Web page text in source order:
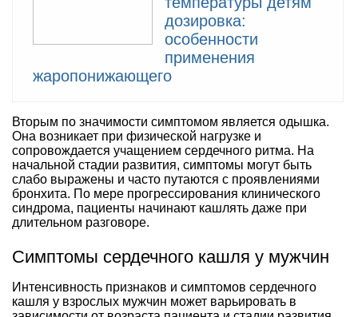
дозировка:
особенности
применения
жаропонижающего
Вторым по значимости симптомом является одышка.
Она возникает при физической нагрузке и
сопровождается учащением сердечного ритма. На
начальной стадии развития, симптомы могут быть
слабо выражены и часто путаются с проявлениями
бронхита. По мере прогрессирования клинического
синдрома, пациенты начинают кашлять даже при
длительном разговоре.
Симптомы сердечного кашля у мужчин
Интенсивность признаков и симптомов сердечного
кашля у взрослых мужчин может варьировать в